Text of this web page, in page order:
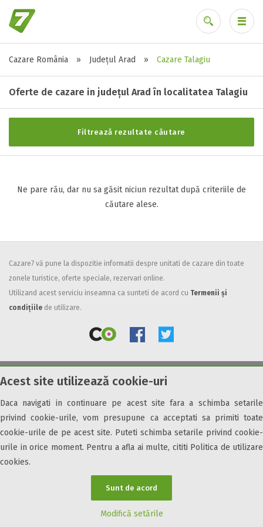
Acest site utilizează cookie-uri
Daca navigati in continuare pe acest site fara a schimba setarile
privind cookie-urile, vom presupune ca acceptati sa primiti toate
cookie-urile de pe acest site. Puteti schimba setarile privind cookie-
urile in orice moment. Pentru a afla ai multe, cititi Politica de utilizare
cookies.
Sunt de acord
Modifică setările
Cazare România » Județul Arad » Cazare Talagiu
Oferte de cazare in județul Arad în localitatea Talagiu
Filtrează rezultate căutare
Stele / margarete
Neclasificat
2 stele / margarete
3 stele / margarete
Facilități
Internet wireless
All inclusive
Pensiune completa
Demipensiune
Mic dejun
Accepta animale
Accepta voucher vacanta
Acces persoane cu dizabilități
Ne pare rău, dar nu sa găsit niciun rezultat după criteriile de
căutare alese.
Cazare7 vă pune la dispozitie informatii despre unitati de cazare din toate
zonele turistice, oferte speciale, rezervari online.
Utilizand acest serviciu inseamna ca sunteti de acord cu Termenii și
condițiile de utilizare.
© 2026 Cazare7. Toate drepturile rezervate.
Obiective turistice Informații utile Parteneri Cazare7 Harta Cazare7